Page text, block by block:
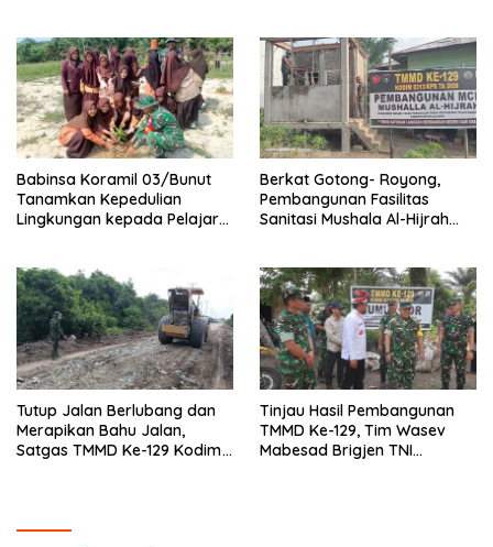
Babinsa Koramil 03/Bunut
Tanamkan Kepedulian
Lingkungan kepada Pelajar
Berkat Gotong- Royong,
Pembangunan Fasilitas
Sanitasi Mushala Al-Hijrah
Tutup Jalan Berlubang dan
Merapikan Bahu Jalan,
Satgas TMMD Ke-129 Kodim
Tinjau Hasil Pembangunan
TMMD Ke-129, Tim Wasev
Mabesad Brigjen TNI